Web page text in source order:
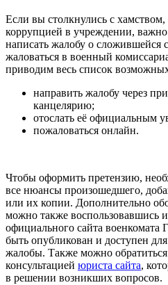
Если вы столкнулись с хамством,
коррупцией в учреждении, важно
написать жалобу о сложившейся
жаловаться в военный
приводим весь список
направить жалобу через
канцелярию;
отослать её официальным
пожаловаться онлайн.
Чтобы оформить претензию,
все нюансы произошедшего,
или их копии. Дополнительно
можно также воспользовавшись
официального сайта военкомата
быть опубликован и доступен
жалобы. Также можно обратиться
консультацией юриста сайта,
в решении возникших вопросов.